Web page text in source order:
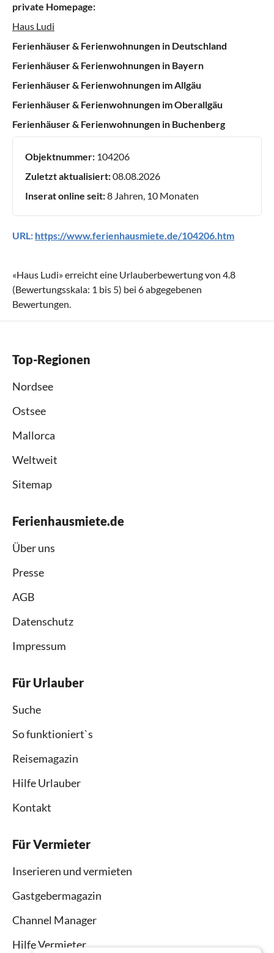
private Homepage:
Haus Ludi
Ferienhäuser & Ferienwohnungen in Deutschland
Ferienhäuser & Ferienwohnungen in Bayern
Ferienhäuser & Ferienwohnungen im Allgäu
Ferienhäuser & Ferienwohnungen im Oberallgäu
Ferienhäuser & Ferienwohnungen in Buchenberg
Objektnummer: 104206
Zuletzt aktualisiert:08.08.2026
Inserat online seit:8 Jahren, 10 Monaten
URL: https://www.ferienhausmiete.de/104206.htm
«Haus Ludi» erreicht eine Urlauberbewertung von 4.8
(Bewertungsskala: 1 bis 5) bei 6abgegebenen
Bewertungen.
Top-Regionen
Nordsee
Ostsee
Mallorca
Weltweit
Sitemap
Ferienhausmiete.de
Über uns
Presse
AGB
Datenschutz
Impressum
Für Urlauber
Suche
So funktioniert`s
Reisemagazin
Hilfe Urlauber
Kontakt
Für Vermieter
Inserieren und vermieten
Gastgebermagazin
Channel Manager
Hilfe Vermieter